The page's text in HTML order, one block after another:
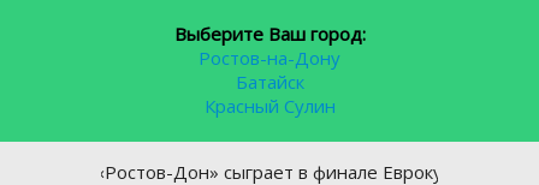
Выберите Ваш город:
Ростов-на-Дону
Батайск
Красный Сулин
«Ростов-Дон» сыграет в финале Еврокубка